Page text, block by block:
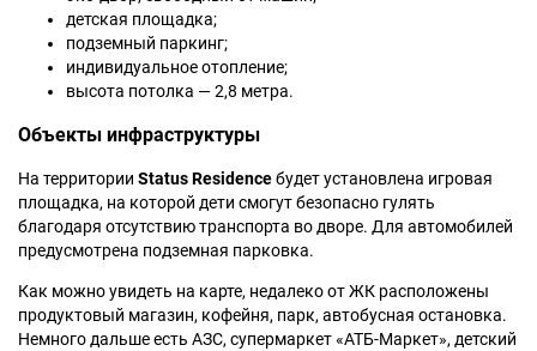
детская площадка;
подземный паркинг;
индивидуальное отопление;
высота потолка — 2,8 метра.
Объекты инфраструктуры
На территории Status Residenceбудет установлена игровая
площадка, на которой дети смогут безопасно гулять
благодаря отсутствию транспорта во дворе. Для автомобилей
предусмотрена подземная парковка.
Как можно увидеть на карте, недалеко от ЖК расположены
продуктовый магазин, кофейня, парк, автобусная остановка.
Немного дальше есть АЗС, супермаркет «АТБ-Маркет», детский